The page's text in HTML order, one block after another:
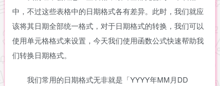
中，不过这些表格中的日期格式各有差异。此时，我们就应
该将其日期全部统一格式，对于日期格式的转换，我们可以
使用单元格格式来设置，今天我们使用函数公式快速帮助我
们转换日期格式。
我们常用的日期格式无非就是「YYYY年MM月DD